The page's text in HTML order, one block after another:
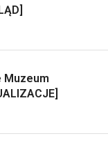
Muzeum